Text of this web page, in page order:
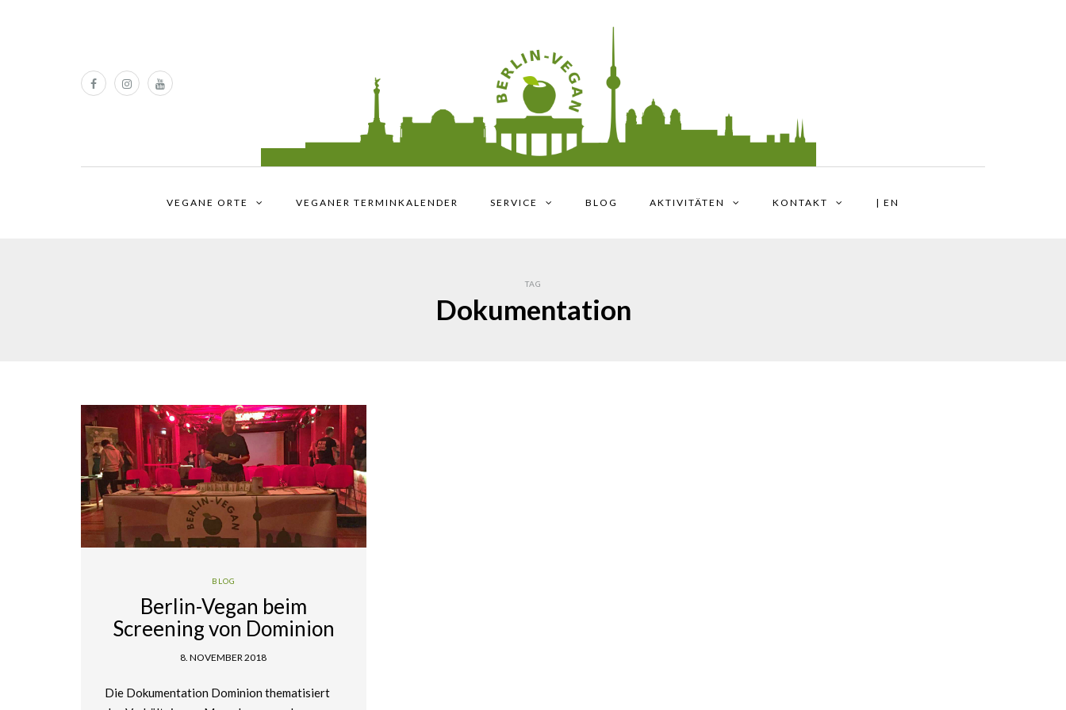
VEGANE ORTE VEGANER TERMINKALENDER SERVICE BLOG AKTIVITÄTEN KONTAKT | EN
TAG
Dokumentation
BLOG
Berlin-Vegan beim
Screening von Dominion
8. NOVEMBER 2018
Die Dokumentation Dominion thematisiert